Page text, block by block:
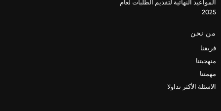
المواعيد النهائية لتقديم الطلبات لعام
2025
من نحن
فريقنا
منهجيتنا
مهمتنا
الاسئلة الأكثر تداولا